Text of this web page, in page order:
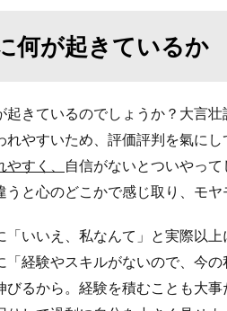
何が起きているか
起きているのでしょうか？大言
れやすいため、評価評判を氣に
すく、
自信がないとついやっ
と心のどこかで感じ取り、モヤ
「いいえ、私なんて」と実際以
経験やスキルがないので、今の
びるから。経験を積むことも大